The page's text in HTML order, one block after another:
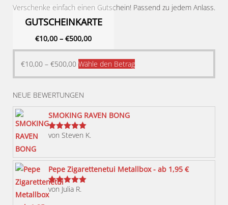
Verschenke einfach einen Gutschein! Passend zu jedem Anlass.
GUTSCHEINKARTE
€10,00 – €500,00
€10,00 – €500,00 Wähle den BetragDieses
Produkt
können
NEUE BEWERTUNGEN
SMOKING RAVEN BONG
Bewertet
von Steven K.
Pepe Zigarettenetui Metallbox - ab 1,95 €
Bewertet
mit
von Julia R.